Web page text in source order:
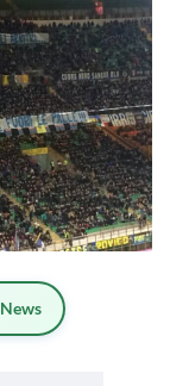
News